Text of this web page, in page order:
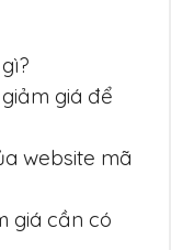
giá để
website mã
giá cần có